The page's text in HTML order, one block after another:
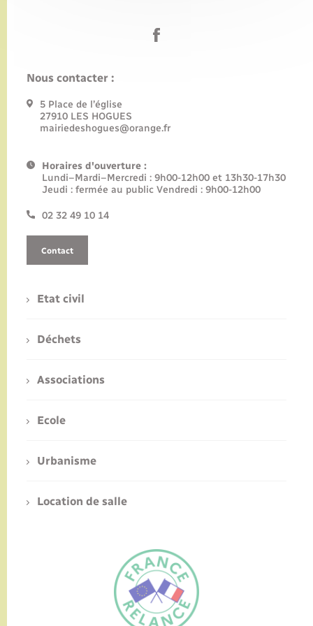
FR
Nous contacter :
5 Place de l’église
27910 LES HOGUES
mairiedeshogues@orange.fr
Horaires d'ouverture :
Lundi–Mardi–Mercredi : 9h00-12h00 et 13h30-17h30
Jeudi : fermée au public Vendredi : 9h00-12h00
02 32 49 10 14
Contact
Etat civil
Déchets
Associations
Ecole
Urbanisme
Location de salle